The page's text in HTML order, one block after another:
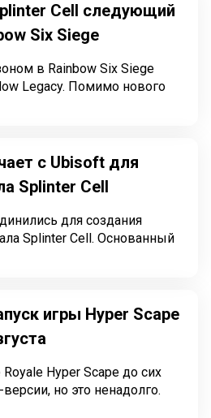
Cell следующий
Six Siege
в Rainbow Six Siege
Legacy. Помимо нового
с Ubisoft для
Splinter Cell
для создания
Cell. Основанный
игры Hyper Scape
Hyper Scape до сих
но это ненадолго.